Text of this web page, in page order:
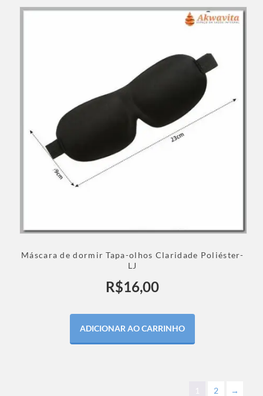
Máscara de dormir Tapa-olhos Claridade Poliéster-
LJ
R$16,00
ADICIONAR AO CARRINHO
1 2 →